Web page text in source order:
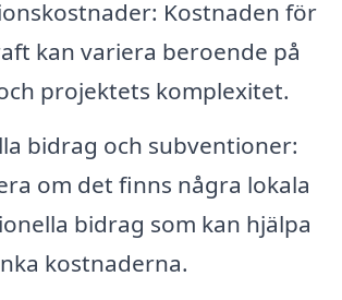
Kostnaden för
kan variera beroende på
projektets komplexitet.
bidrag och subventioner:
om det finns några lokala
bidrag som kan hjälpa
kostnaderna.